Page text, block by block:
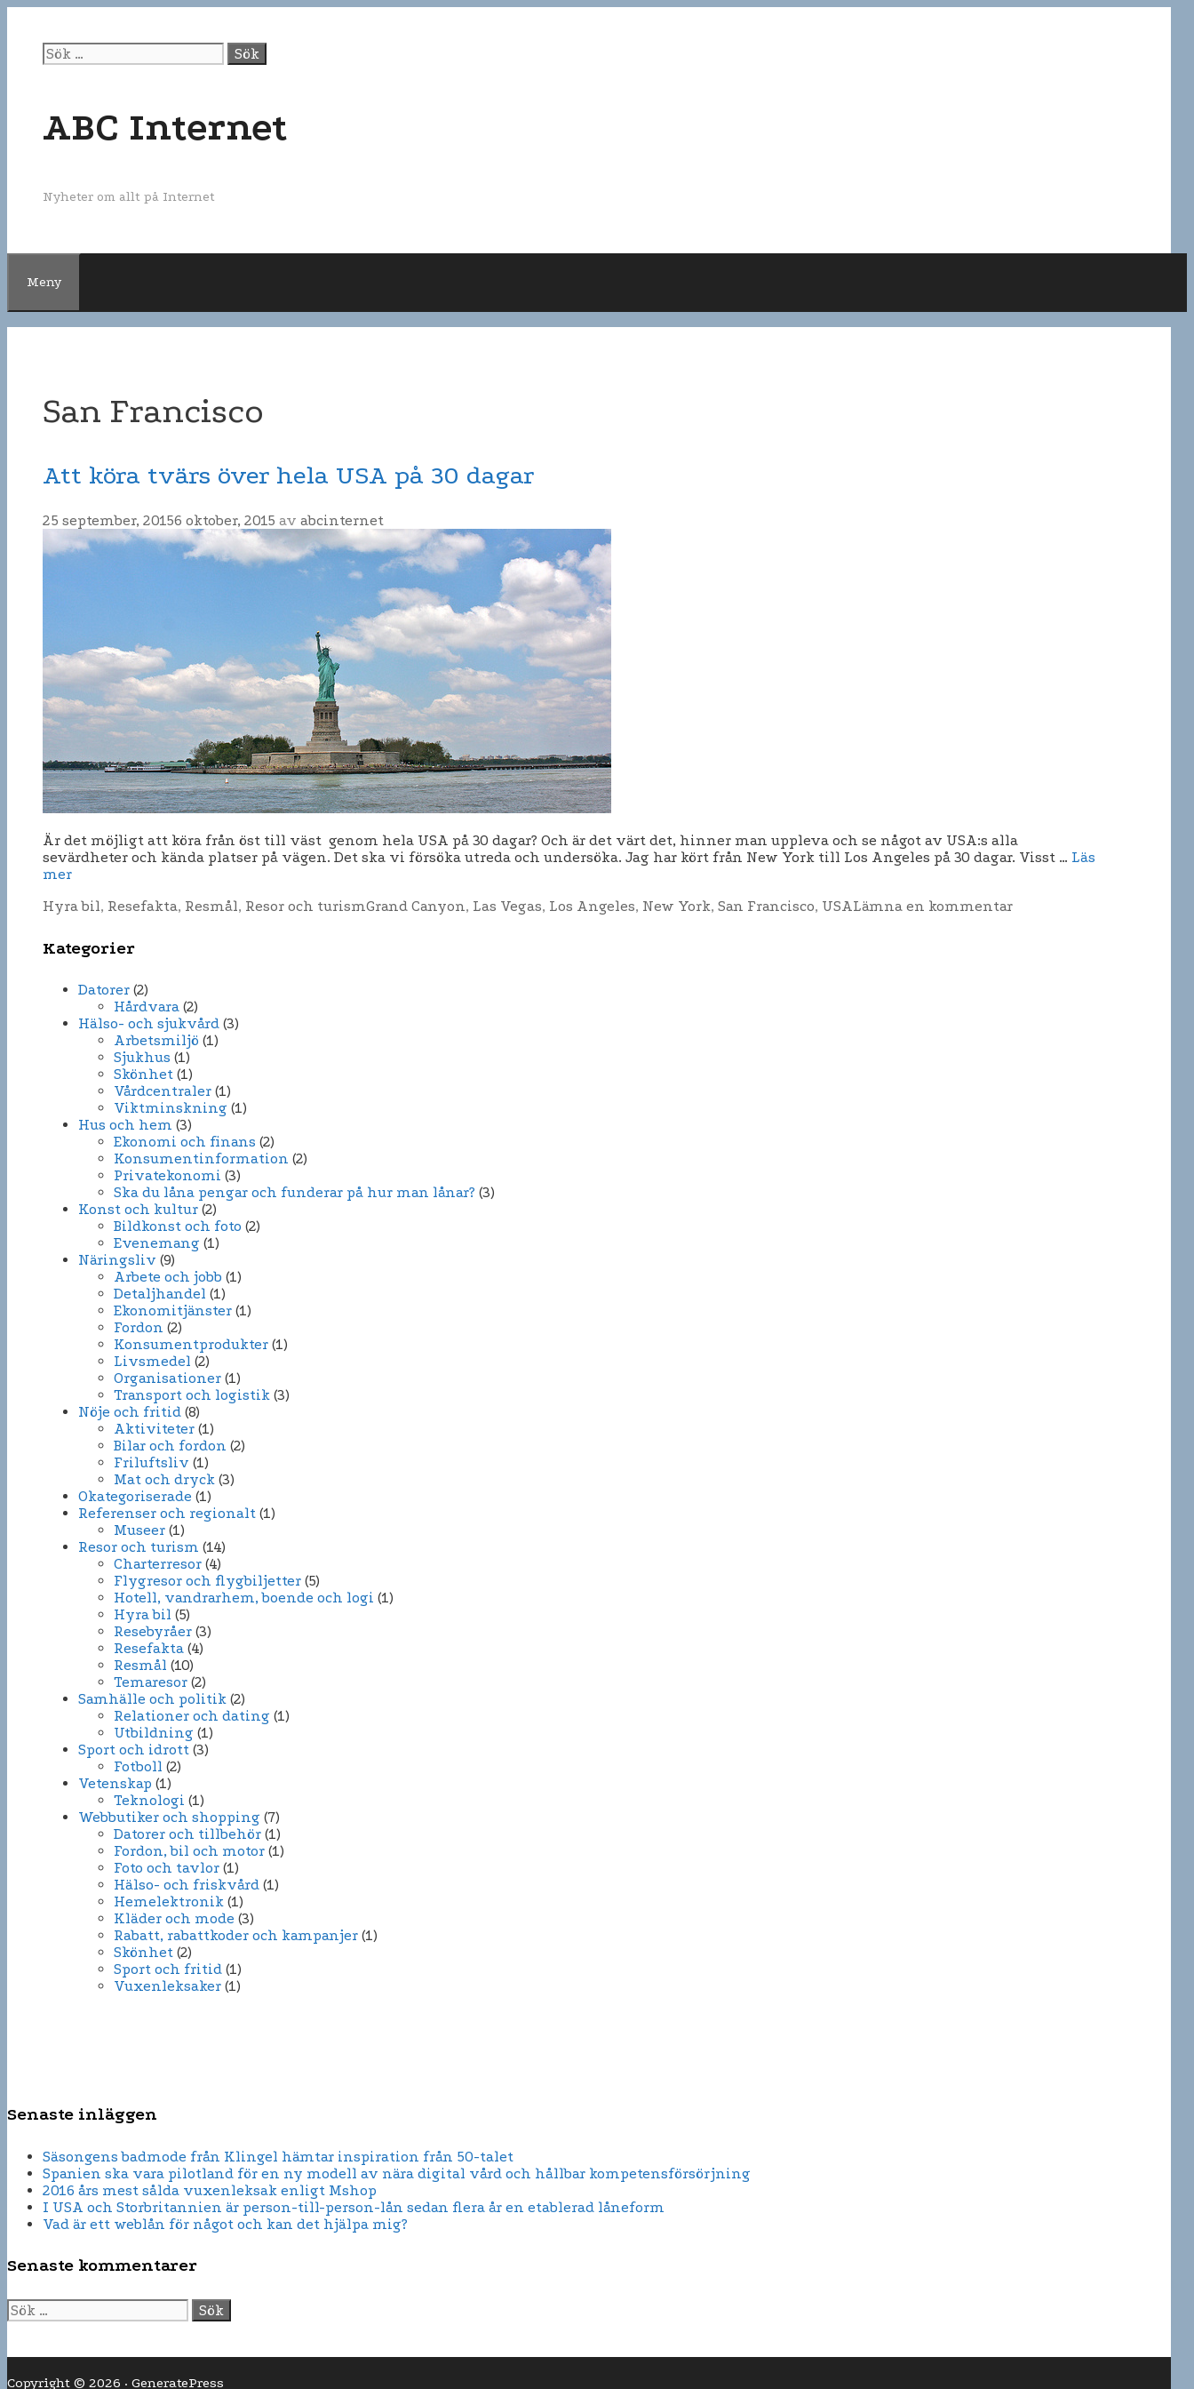
innehåll
Sök
efter:
ABC Internet
Nyheter om allt på Internet
Meny
San Francisco
Att köra tvärs över hela USA på 30 dagar
25 september, 20156 oktober, 2015 av abcinternet
Är det möjligt att köra från öst till väst genom hela USA på 30 dagar? Och är det värt det, hinner man uppleva och se något av USA:s alla
sevärdheter och kända platser på vägen. Det ska vi försöka utreda och undersöka. Jag har kört från New York till Los Angeles på 30 dagar. Visst … Läs
mer
Kategorier
Hyra bil, Resefakta, Resmål, Resor och turismEtiketter
Grand Canyon, Las Vegas, Los Angeles, New York, San Francisco, USALämna en kommentar
Kategorier
Datorer (2)
Hårdvara (2)
Hälso- och sjukvård (3)
Arbetsmiljö (1)
Sjukhus (1)
Skönhet (1)
Vårdcentraler (1)
Viktminskning (1)
Hus och hem (3)
Ekonomi och finans (2)
Konsumentinformation (2)
Privatekonomi (3)
Ska du låna pengar och funderar på hur man lånar? (3)
Konst och kultur (2)
Bildkonst och foto (2)
Evenemang (1)
Näringsliv (9)
Arbete och jobb (1)
Detaljhandel (1)
Ekonomitjänster (1)
Fordon (2)
Konsumentprodukter (1)
Livsmedel (2)
Organisationer (1)
Transport och logistik (3)
Nöje och fritid (8)
Aktiviteter (1)
Bilar och fordon (2)
Friluftsliv (1)
Mat och dryck (3)
Okategoriserade (1)
Referenser och regionalt (1)
Museer (1)
Resor och turism (14)
Charterresor (4)
Flygresor och flygbiljetter (5)
Hotell, vandrarhem, boende och logi (1)
Hyra bil (5)
Resebyråer (3)
Resefakta (4)
Resmål (10)
Temaresor (2)
Samhälle och politik (2)
Relationer och dating (1)
Utbildning (1)
Sport och idrott (3)
Fotboll (2)
Vetenskap (1)
Teknologi (1)
Webbutiker och shopping (7)
Datorer och tillbehör (1)
Fordon, bil och motor (1)
Foto och tavlor (1)
Hälso- och friskvård (1)
Hemelektronik (1)
Kläder och mode (3)
Rabatt, rabattkoder och kampanjer (1)
Skönhet (2)
Sport och fritid (1)
Vuxenleksaker (1)
Senaste inläggen
Säsongens badmode från Klingel hämtar inspiration från 50-talet
Spanien ska vara pilotland för en ny modell av nära digital vård och hållbar kompetensförsörjning
2016 års mest sålda vuxenleksak enligt Mshop
I USA och Storbritannien är person-till-person-lån sedan flera år en etablerad låneform
Vad är ett weblån för något och kan det hjälpa mig?
Senaste kommentarer
Sök
efter:
Copyright © 2026 · GeneratePress